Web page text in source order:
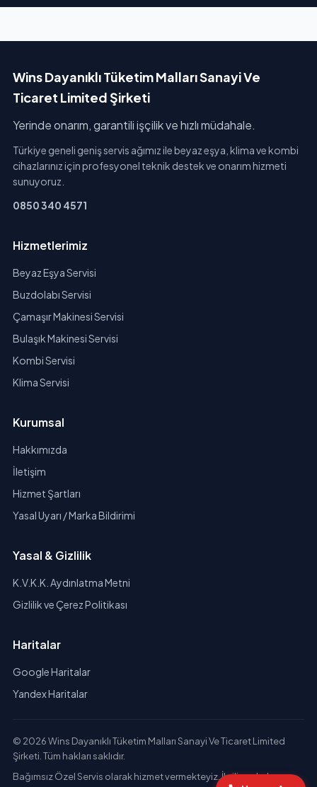
Wins Dayanıklı Tüketim Malları Sanayi Ve
Ticaret Limited Şirketi
Yerinde onarım, garantili işçilik ve hızlı müdahale.
Türkiye geneli geniş servis ağımız ile beyaz eşya, klima ve kombi
cihazlarınız için profesyonel teknik destek ve onarım hizmeti
sunuyoruz.
0850 340 4571
Hizmetlerimiz
Beyaz Eşya Servisi
Buzdolabı Servisi
Çamaşır Makinesi Servisi
Bulaşık Makinesi Servisi
Kombi Servisi
Klima Servisi
Kurumsal
Hakkımızda
İletişim
Hizmet Şartları
Yasal Uyarı / Marka Bildirimi
Yasal & Gizlilik
K.V.K.K. Aydınlatma Metni
Gizlilik ve Çerez Politikası
Haritalar
Google Haritalar
Yandex Haritalar
© 2026 Wins Dayanıklı Tüketim Malları Sanayi Ve Ticaret Limited
Şirketi. Tüm hakları saklıdır.
Bağımsız Özel Servis olarak hizmet vermekteyiz. İlgili markaların